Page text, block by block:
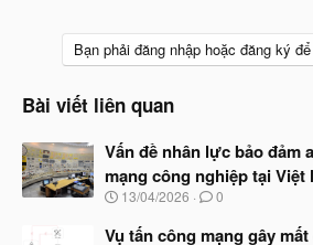
Bạn phải đăng nhập hoặc đăng ký
Bài viết liên quan
Vấn đề nhân lực bảo đảm
mạng công nghiệp tại Việt
N
à
13/04/2026 0
Vụ tấn công mạng gây